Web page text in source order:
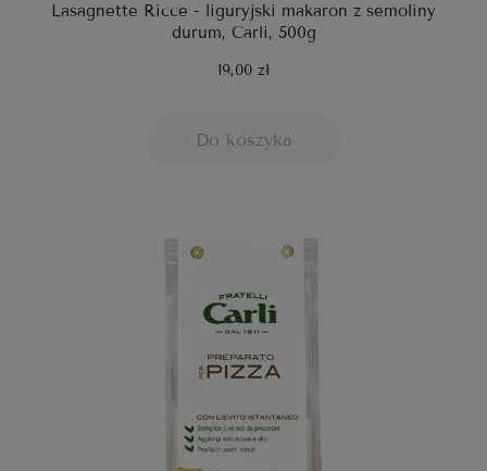
Lasagnette Ricce - liguryjski makaron z semoliny
durum, Carli, 500g
19,00 zł
Do koszyka